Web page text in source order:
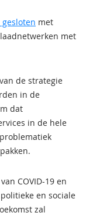
met
met
de strategie
in de
dat
in de hele
COVID-19 en
en sociale
zal